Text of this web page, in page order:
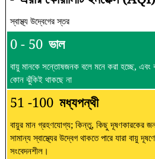
স্বাস্থ্য উদ্বেগের স্তর
0 - 50 ভাল
বায়ু মানকে সন্তোষজনক বলে মনে করা হচ্ছে, এবং
কোন ঝুঁকিই থাকছে না
51 -100 মধ্যপন্থী
বায়ুর মান গ্রহণযোগ্য; কিন্তু, কিছু দূষণকারকের
সামান্য স্বাস্থ্যের উদ্বেগ থাকতে পারে যারা বায়ু
সংবেদনশীল।